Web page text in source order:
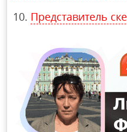
Представитель